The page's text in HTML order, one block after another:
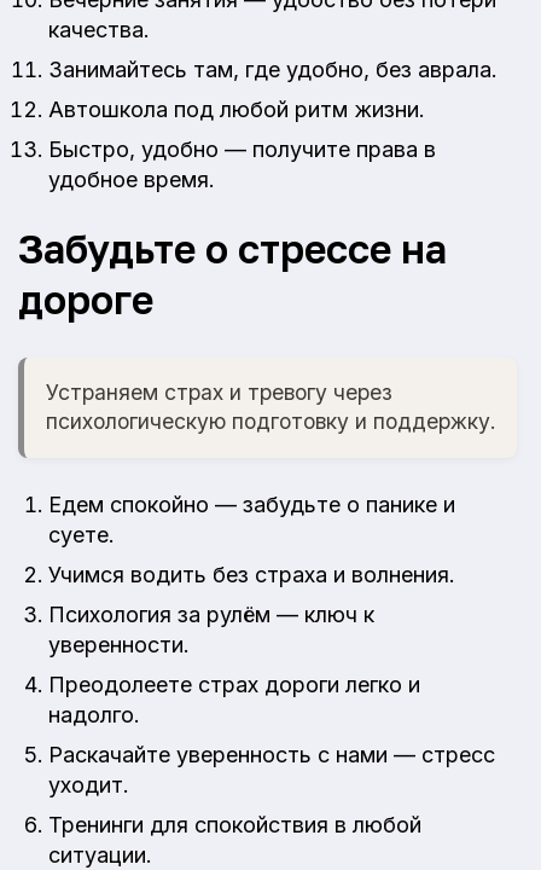
качества.
Занимайтесь там, где удобно, без аврала.
Автошкола под любой ритм жизни.
Быстро, удобно — получите права в
удобное время.
Забудьте о стрессе на
дороге
Устраняем страх и тревогу через
психологическую подготовку и поддержку.
Едем спокойно — забудьте о панике и
суете.
Учимся водить без страха и волнения.
Психология за рулём — ключ к
уверенности.
Преодолеете страх дороги легко и
надолго.
Раскачайте уверенность с нами — стресс
уходит.
Тренинги для спокойствия в любой
ситуации.